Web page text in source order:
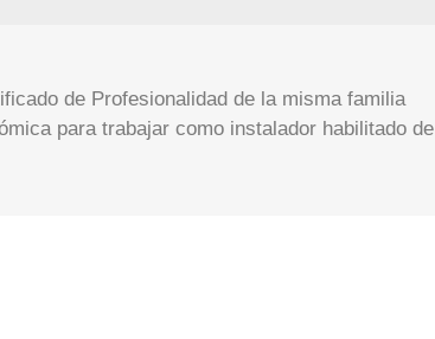
de Profesionalidad de la misma familia
para trabajar como instalador habilitado de